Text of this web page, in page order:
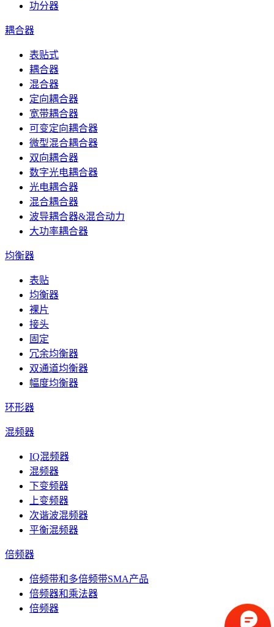
功分器
耦合器
表贴式
耦合器
混合器
定向耦合器
宽带耦合器
可变定向耦合器
微型混合耦合器
双向耦合器
数字光电耦合器
光电耦合器
混合耦合器
波导耦合器&混合动力
大功率耦合器
均衡器
表贴
均衡器
裸片
接头
固定
冗余均衡器
双通道均衡器
幅度均衡器
环形器
混频器
IQ混频器
混频器
下变频器
上变频器
次谐波混频器
平衡混频器
倍频器
倍频带和多倍频带SMA产品
倍频器和乘法器
倍频器